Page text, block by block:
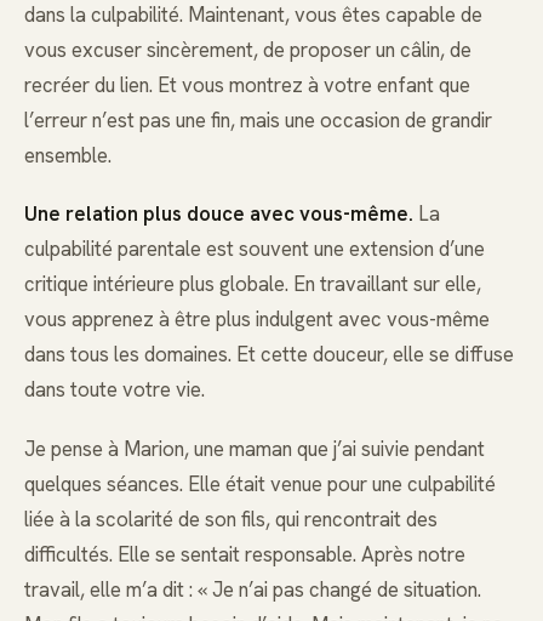
dans la culpabilité. Maintenant, vous êtes capable de
vous excuser sincèrement, de proposer un câlin, de
recréer du lien. Et vous montrez à votre enfant que
l’erreur n’est pas une fin, mais une occasion de grandir
ensemble.
Une relation plus douce avec vous-même. La
culpabilité parentale est souvent une extension d’une
critique intérieure plus globale. En travaillant sur elle,
vous apprenez à être plus indulgent avec vous-même
dans tous les domaines. Et cette douceur, elle se diffuse
dans toute votre vie.
Je pense à Marion, une maman que j’ai suivie pendant
quelques séances. Elle était venue pour une culpabilité
liée à la scolarité de son fils, qui rencontrait des
difficultés. Elle se sentait responsable. Après notre
travail, elle m’a dit : « Je n’ai pas changé de situation.